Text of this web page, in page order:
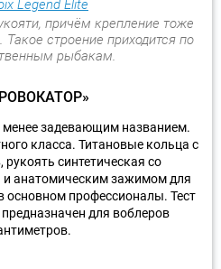
причём крепление тоже
Такое строение приходится по
рыбакам.
менее задевающим названием.
класса. Титановые кольца с
синтетическая со
и анатомическим зажимом для
основном профессионалы. Тест
для воблеров